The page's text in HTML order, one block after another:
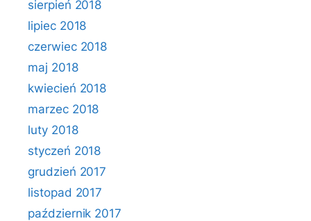
sierpień 2018
lipiec 2018
czerwiec 2018
maj 2018
kwiecień 2018
marzec 2018
luty 2018
styczeń 2018
grudzień 2017
listopad 2017
październik 2017